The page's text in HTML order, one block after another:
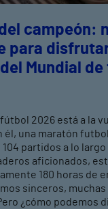
campeón:
para
Mundial de
2026 está a la
él, una maratón
partidos a lo largo
aficionados,
180 horas de
sinceros,
¿cómo podemos